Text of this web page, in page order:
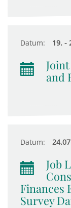
Datum: 19. -
and
Datum:
Job
Finances
Survey